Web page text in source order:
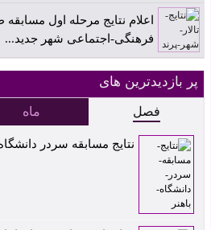
اعلام نتایج مرحله اول مسابقه
فرهنگی-اجتماعی شهر جدید...
پر بازدیدترین های
فصل ماه
نتایج مسابقه سردر